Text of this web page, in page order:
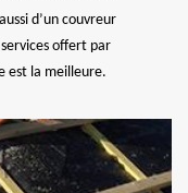
d’un couvreur
offert par
est la meilleure.